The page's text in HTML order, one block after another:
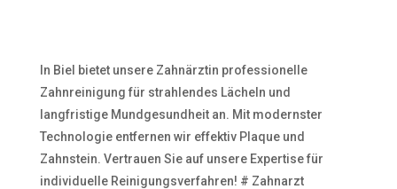
In Biel bietet unsere Zahnärztin professionelle
Zahnreinigung für strahlendes Lächeln und
langfristige Mundgesundheit an. Mit modernster
Technologie entfernen wir effektiv Plaque und
Zahnstein. Vertrauen Sie auf unsere Expertise für
individuelle Reinigungsverfahren! # Zahnarzt